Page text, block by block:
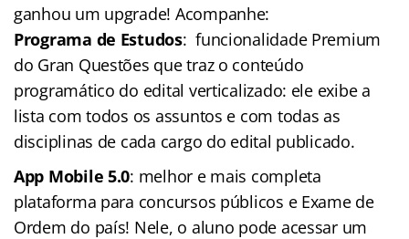
ganhou um upgrade! Acompanhe:
Programa de Estudos: funcionalidade Premium
do Gran Questões que traz o conteúdo
programático do edital verticalizado: ele exibe a
lista com todos os assuntos e com todas as
disciplinas de cada cargo do edital publicado.
App Mobile 5.0: melhor e mais completa
plataforma para concursos públicos e Exame de
Ordem do país! Nele, o aluno pode acessar um